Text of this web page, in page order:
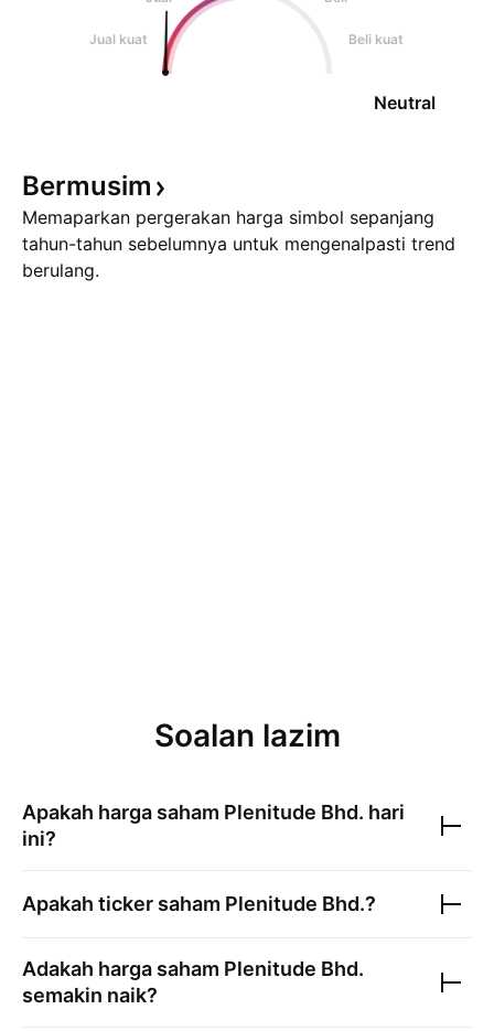
Jual kuat Beli kuat
Neutral
Bermusim
Memaparkan pergerakan harga simbol sepanjang
tahun-tahun sebelumnya untuk mengenalpasti trend
berulang.
Soalan lazim
Apakah harga saham Plenitude Bhd. hari
ini?
Apakah ticker saham Plenitude Bhd.?
Adakah harga saham Plenitude Bhd.
semakin naik?